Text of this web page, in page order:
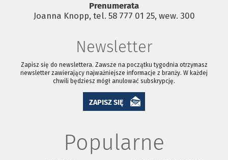
Prenumerata
Joanna Knopp, tel. 58 777 01 25, wew. 300
Newsletter
Zapisz się do newslettera. Zawsze na początku tygodnia otrzymasz
newsletter zawierający najważniejsze informacje z branży. W każdej
chwili będziesz mógł anulować subskrypcję.
ZAPISZ SIĘ
Popularne